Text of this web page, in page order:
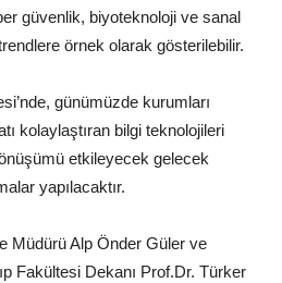
güvenlik, biyoteknoloji ve sanal
örnek olarak gösterilebilir.
günümüzde kurumları
kolaylaştıran bilgi teknolojileri
etkileyecek gelecek
yapılacaktır.
Müdürü Alp Önder Güler ve
Fakültesi Dekanı Prof.Dr. Türker